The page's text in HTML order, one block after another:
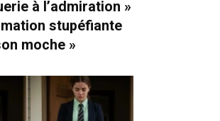
à l’admiration »
stupéfiante
moche »